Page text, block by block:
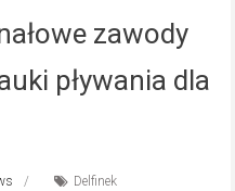
zawody
pływania dla
Delfinek